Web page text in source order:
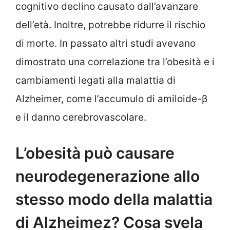
cognitivo declino causato dall’avanzare
dell’età. Inoltre, potrebbe ridurre il rischio
di morte. In passato altri studi avevano
dimostrato una correlazione tra l’obesità e i
cambiamenti legati alla malattia di
Alzheimer, come l’accumulo di amiloide-β
e il danno cerebrovascolare.
L’obesità può causare
neurodegenerazione allo
stesso modo della malattia
di Alzheimez? Cosa svela